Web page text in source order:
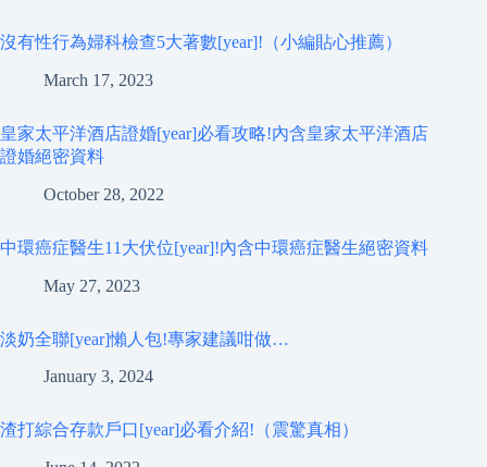
沒有性行為婦科檢查5大著數[year]!（小編貼心推薦）
March 17, 2023
皇家太平洋酒店證婚[year]必看攻略!內含皇家太平洋酒店
證婚絕密資料
October 28, 2022
中環癌症醫生11大伏位[year]!內含中環癌症醫生絕密資料
May 27, 2023
淡奶全聯[year]懶人包!專家建議咁做…
January 3, 2024
渣打綜合存款戶口[year]必看介紹!（震驚真相）